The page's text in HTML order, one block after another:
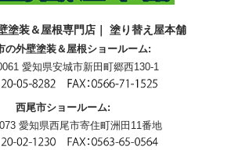
塗装＆屋根専門店｜ 塗り替え屋本舗
の外壁塗装＆屋根ショールーム:
愛知県安城市新田町郷西130-1
西尾市ショールーム:
愛知県西尾市寄住町洲田11番地